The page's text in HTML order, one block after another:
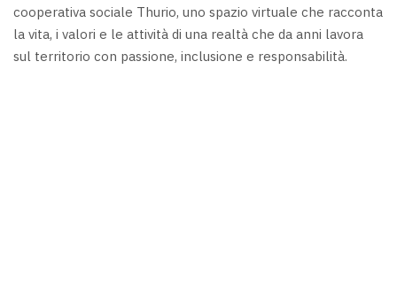
cooperativa sociale Thurio, uno spazio virtuale che racconta
la vita, i valori e le attività di una realtà che da anni lavora
sul territorio con passione, inclusione e responsabilità.